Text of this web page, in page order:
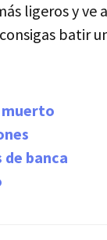
ligeros y
batir
muerto
de banca